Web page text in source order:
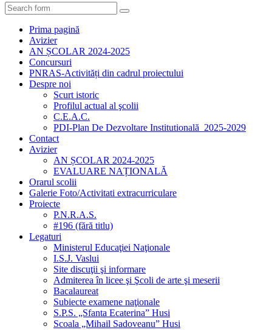
Search
Prima pagină
Avizier
AN ȘCOLAR 2024-2025
Concursuri
PNRAS-Activități din cadrul proiectului
Despre noi
Scurt istoric
Profilul actual al şcolii
C.E.A.C.
PDI-Plan De Dezvoltare Institutională_2025-2029
Contact
Avizier
AN ȘCOLAR 2024-2025
EVALUARE NAȚIONALĂ
Orarul scolii
Galerie Foto/Activitati extracurriculare
Proiecte
P.N.R.A.S.
#196 (fără titlu)
Legaturi
Ministerul Educaţiei Naţionale
I.S.J. Vaslui
Site discuţii şi informare
Admiterea în licee şi Şcoli de arte şi meserii
Bacalaureat
Subiecte examene naţionale
S.P.S. „Sfanta Ecaterina” Husi
Scoala „Mihail Sadoveanu” Husi